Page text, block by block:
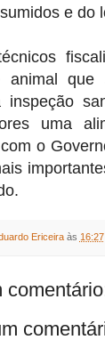
e do
animal que
inspeção
uma
o
Ericeira às 16:27